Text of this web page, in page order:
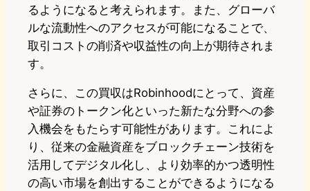
るようになると考えられます。また、グローバ
ルな流動性へのアクセスが可能になることで、
取引コストの削済や収益性の向上が期待されま
す。
さらに、この買収はRobinhoodにとって、資産
や証券のトークン化といった新たな分野への参
入機会をもたらす可能性があります。これによ
り、従来の金融資産をブロックチェーン技術を
活用してデジタル化し、より効率的かつ透明性
の高い市場を創出することができるようになる